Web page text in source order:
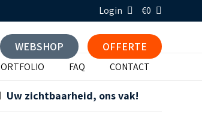
Login €0
WEBSHOP OFFERTE
FAQ CONTACT
Uw zichtbaarheid, ons vak!